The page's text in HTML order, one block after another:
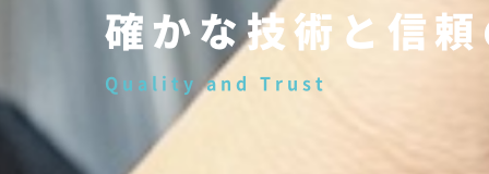
確かな技術と信
Quality and Trust